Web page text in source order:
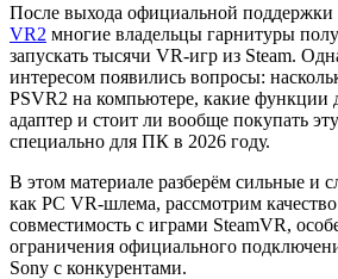
После выхода официальной
VR2 многие владельцы гарнитуры
запускать тысячи VR-игр из Steam.
интересом появились вопросы:
PSVR2 на компьютере, какие функции
адаптер и стоит ли вообще покупать
специально для ПК в 2026 году.
В этом материале разберём сильные и
как PC VR-шлема, рассмотрим
совместимость с играми SteamVR,
ограничения официального
Sony с конкурентами.